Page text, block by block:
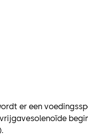
er een